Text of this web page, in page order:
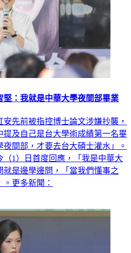
：我就是中華大學夜間部畢業
先前被指控博士論文涉嫌抄襲，
提及自己是台大學術成績第一名畢
間部，才要去台大碩士灌水」。
1）日首度回應，「我是中華大
是邊學邊問，「當我們懂事之
更多新聞：